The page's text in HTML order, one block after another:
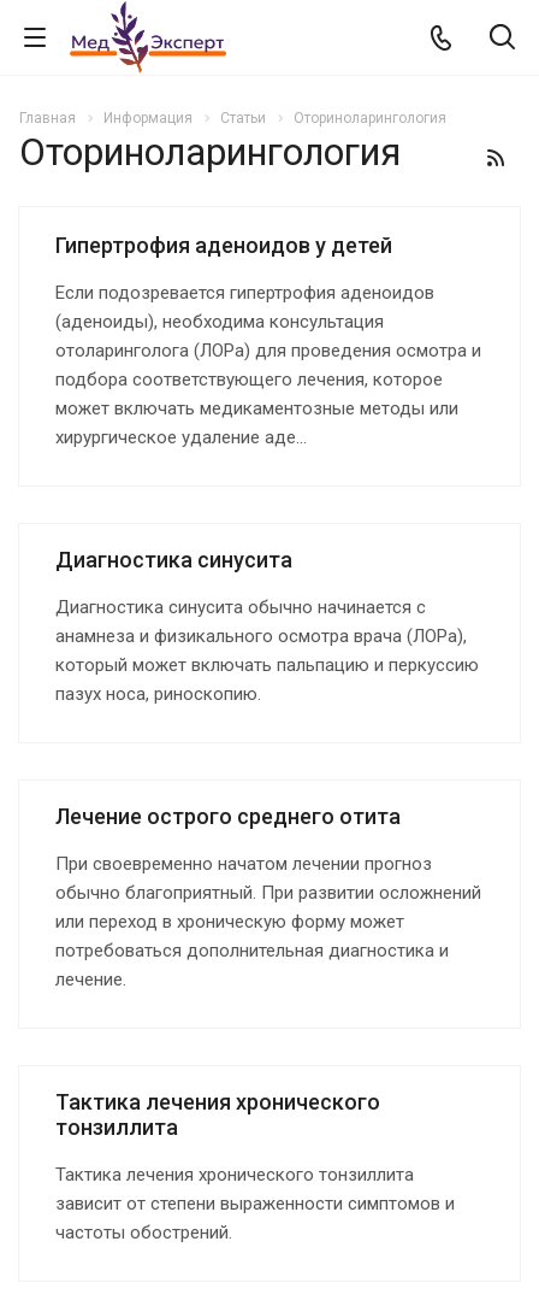
Главная Информация Статьи Оториноларингология
Оториноларингология
Гипертрофия аденоидов у детей
Если подозревается гипертрофия аденоидов
(аденоиды), необходима консультация
отоларинголога (ЛОРа) для проведения осмотра и
подбора соответствующего лечения, которое
может включать медикаментозные методы или
хирургическое удаление аде...
Диагностика синусита
Диагностика синусита обычно начинается с
анамнеза и физикального осмотра врача (ЛОРа),
который может включать пальпацию и перкуссию
пазух носа, риноскопию.
Лечение острого среднего отита
При своевременно начатом лечении прогноз
обычно благоприятный. При развитии осложнений
или переход в хроническую форму может
потребоваться дополнительная диагностика и
лечение.
Тактика лечения хронического
тонзиллита
Тактика лечения хронического тонзиллита
зависит от степени выраженности симптомов и
частоты обострений.